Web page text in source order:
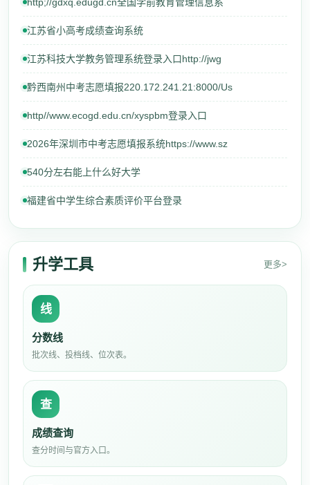
江苏省小高考成绩查询系统
江苏科技大学教务管理系统登录入口http://jwg
黔西南州中考志愿填报220.172.241.21:8000/Us
http//www.ecogd.edu.cn/xyspbm登录入口
2026年深圳市中考志愿填报系统https://www.sz
540分左右能上什么好大学
福建省中学生综合素质评价平台登录
升学工具 更多>
线
分数线
批次线、投档线、位次表。
查
成绩查询
查分时间与官方入口。